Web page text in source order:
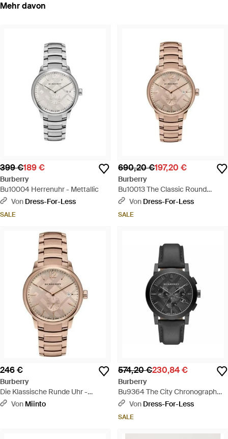
Mehr davon
399 €189 €
Burberry
Bu10004 Herrenuhr - Mettallic
Von Dress-For-Less
SALE
690,20 €197,20 €
Burberry
Bu10013 The Classic Round
Herrenuhr - Mettallic
Von Dress-For-Less
SALE
246 €
Burberry
Die Klassische Runde Uhr -
Mettallic
Von Miinto
574,20 €230,84 €
Burberry
Bu9364 The City Chronograph
Herrenuhr - Schwarz
Von Dress-For-Less
SALE